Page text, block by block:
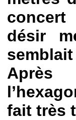
désir
Après
fait très